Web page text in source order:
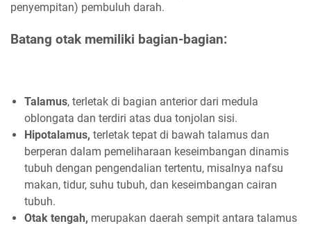
penyempitan) pembuluh darah.
Batang otak memiliki bagian-bagian:
Talamus, terletak di bagian anterior dari medula
oblongata dan terdiri atas dua tonjolan sisi.
Hipotalamus, terletak tepat di bawah talamus dan
berperan dalam pemeliharaan keseimbangan dinamis
tubuh dengan pengendalian tertentu, misalnya nafsu
makan, tidur, suhu tubuh, dan keseimbangan cairan
tubuh.
Otak tengah, merupakan daerah sempit antara talamus